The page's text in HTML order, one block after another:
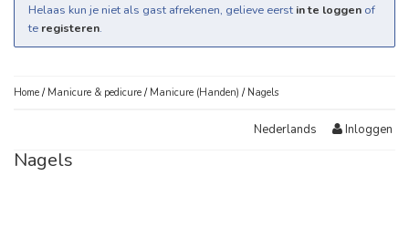
Helaas kun je niet als gast afrekenen, gelieve eerst in te loggen of
te registeren.
Home / Manicure & pedicure / Manicure (Handen) / Nagels
Nederlands Inloggen
Nagels